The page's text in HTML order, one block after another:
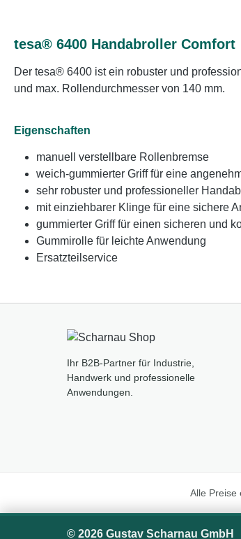
tesa® 6400 Handabroller Comfort
Der tesa® 6400 ist ein robuster und
und max. Rollendurchmesser von 140 mm.
Eigenschaften
manuell verstellbare Rollenbremse
weich-gummierter Griff für eine
sehr robuster und professioneller
mit einziehbarer Klinge für eine sichere
gummierter Griff für einen sicheren und
Gummirolle für leichte Anwendung
Ersatzteilservice
Ihr B2B-Partner für Industrie,
Handwerk und professionelle
Anwendungen.
Alle Preise
© 2026 Gustav Scharnau GmbH